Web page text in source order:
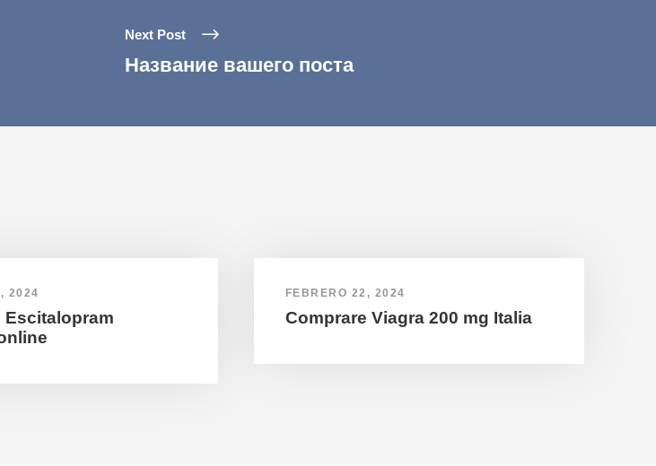
Next Post
Название вашего поста
2024
Escitalopram
FEBRERO 22, 2024
Comprare Viagra 200 mg Italia